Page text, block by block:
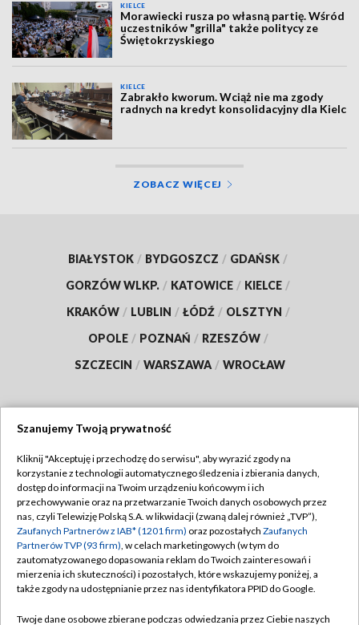
KIELCE
Morawiecki rusza po własną partię. Wśród
uczestników "grilla" także politycy ze
Świętokrzyskiego
KIELCE
Zabrakło kworum. Wciąż nie ma zgody
radnych na kredyt konsolidacyjny dla Kielc
ZOBACZ WIĘCEJ
BIAŁYSTOK / BYDGOSZCZ / GDAŃSK /
GORZÓW WLKP. / KATOWICE / KIELCE /
KRAKÓW / LUBLIN / ŁÓDŹ / OLSZTYN /
OPOLE / POZNAŃ / RZESZÓW /
SZCZECIN / WARSZAWA / WROCŁAW
TVP
Abonament TVP
Emisja w TVP
Centrum informacji TVP
Naziemna Telewizja Cyfrowa
Regulamin TVP
Polityka prywatności
Moje zgody
Pomoc
Szanujemy Twoją prywatność
Kliknij "Akceptuję i przechodzę do serwisu", aby wyrazić zgody na
korzystanie z technologii automatycznego śledzenia i zbierania danych,
dostęp do informacji na Twoim urządzeniu końcowym i ich
przechowywanie oraz na przetwarzanie Twoich danych osobowych przez
nas, czyli Telewizję Polską S.A. w likwidacji (zwaną dalej również „TVP”),
Zaufanych Partnerów z IAB* (1201 firm) oraz pozostałych Zaufanych
Partnerów TVP (93 firm), w celach marketingowych (w tym do
zautomatyzowanego dopasowania reklam do Twoich zainteresowań i
mierzenia ich skuteczności) i pozostałych, które wskazujemy poniżej, a
także zgody na udostępnianie przez nas identyfikatora PPID do Google.
Twoje dane osobowe zbierane podczas odwiedzania przez Ciebie naszych